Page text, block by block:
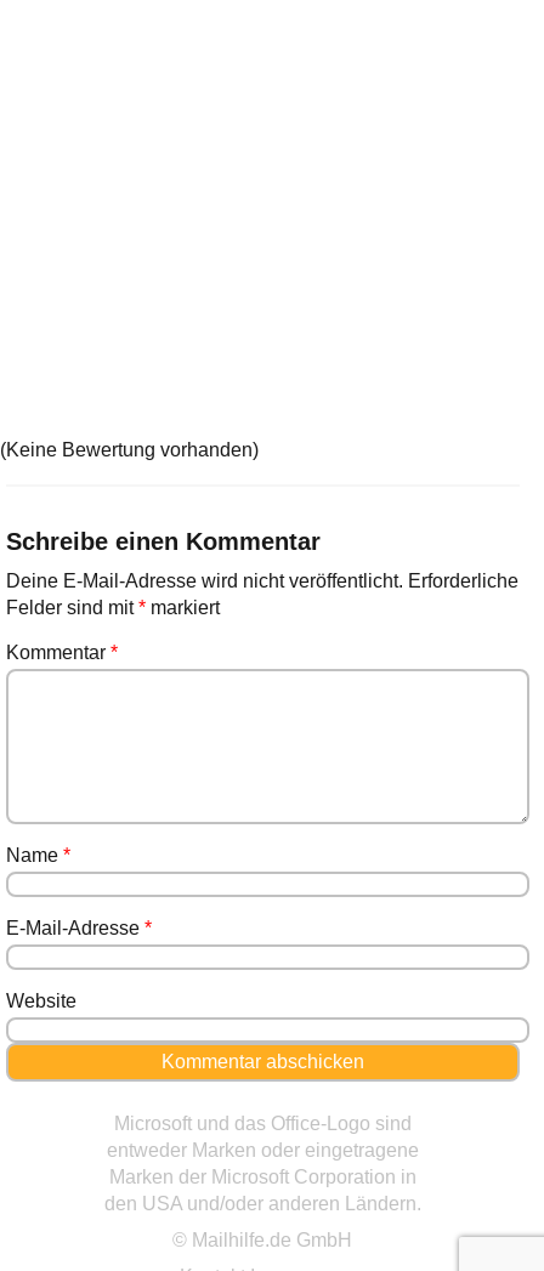
(Keine Bewertung vorhanden)
Schreibe einen Kommentar
Deine E-Mail-Adresse wird nicht veröffentlicht. Erforderliche
Felder sind mit*markiert
Kommentar *
Name *
E-Mail-Adresse *
Website
Microsoft und das Office-Logo sind
entweder Marken oder eingetragene
Marken der Microsoft Corporation in
den USA und/oder anderen Ländern.
© Mailhilfe.de GmbH